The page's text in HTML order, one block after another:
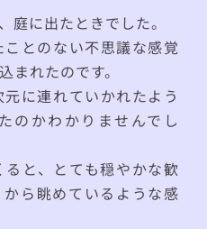
庭に出たときでした。
とのない不思議な感覚
まれたのです。
に連れていかれたよう
のかわかりませんでし
と、とても穏やかな歓
ら眺めているような感